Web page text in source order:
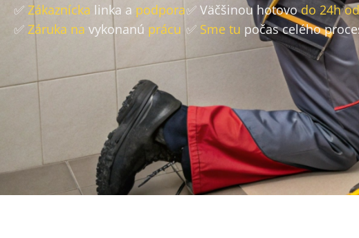
✅ Zákaznícka linka a podpora
✅ Záruka na vykonanú prácu
✅ Väčšinou hotovodo 24h
✅ Sme tu počas celého